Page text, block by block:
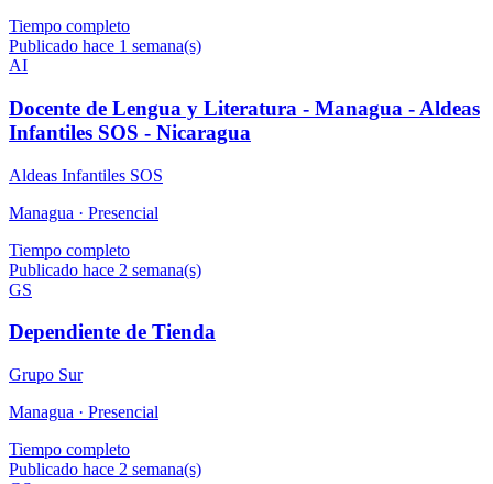
Tiempo completo
Publicado hace 1 semana(s)
AI
Docente de Lengua y Literatura - Managua - Aldeas
Infantiles SOS - Nicaragua
Aldeas Infantiles SOS
Managua · Presencial
Tiempo completo
Publicado hace 2 semana(s)
GS
Dependiente de Tienda
Grupo Sur
Managua · Presencial
Tiempo completo
Publicado hace 2 semana(s)